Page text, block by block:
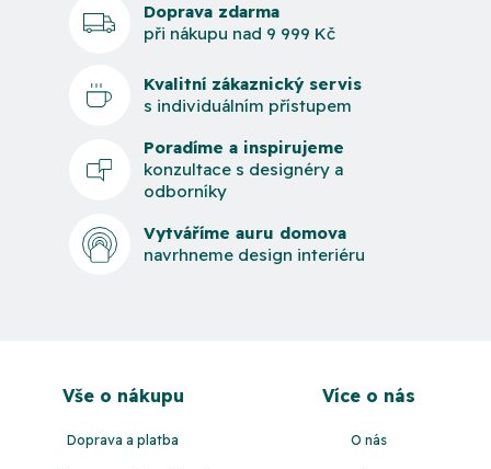
Doprava zdarma
při nákupu nad 9 999 Kč
Kvalitní zákaznický servis
s individuálním přístupem
Poradíme a inspirujeme
konzultace s designéry a
odborníky
Vytváříme auru domova
navrhneme design interiéru
Vše o nákupu
Doprava a platba
Více o nás
O nás